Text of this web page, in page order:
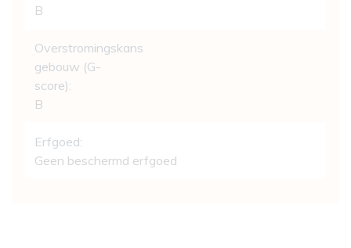
B
Overstromingskans
gebouw (G-
score):
B
Erfgoed:
Geen beschermd erfgoed